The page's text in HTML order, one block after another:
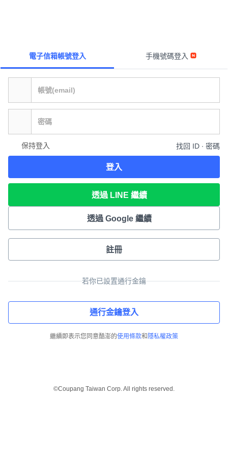
電子信箱帳號登入 手機號碼登入
保持登入 找回 ID ∙ 密碼
登入
透過 LINE 繼續
透過 Google 繼續
註冊
若你已設置通行金鑰
通行金鑰登入
繼續即表示您同意酷澎的使用條款和 隱私權政策
©Coupang Taiwan Corp. All rights reserved.